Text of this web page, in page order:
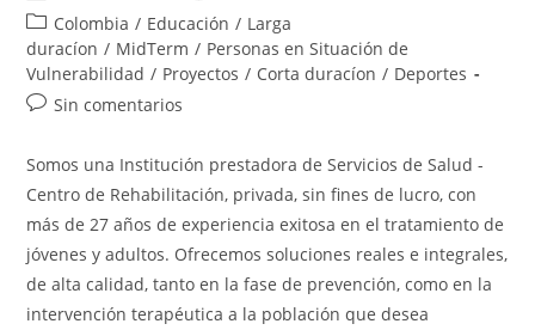
de
la
entrada:
de
la
entrada:
Categoría
de
la
entrada:
Colombia / Educación / Larga
duracíon / MidTerm / Personas en Situación de
Vulnerabilidad / Proyectos / Corta duracíon / Deportes
Comentarios
entrada:
Sin comentarios
Somos una Institución prestadora de Servicios de Salud -
Centro de Rehabilitación, privada, sin fines de lucro, con
más de 27 años de experiencia exitosa en el tratamiento de
jóvenes y adultos. Ofrecemos soluciones reales e integrales,
de alta calidad, tanto en la fase de prevención, como en la
intervención terapéutica a la población que desea